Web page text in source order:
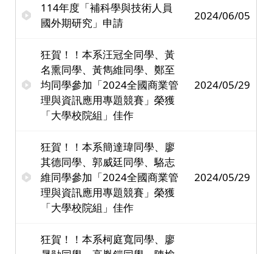
114年度「補科學與技術人員
國外期研究」申請
2024/06/05
狂賀！！本系汪冠全同學、黃
名熏同學、黃雋維同學、鄭至
均同學參加「2024全國商業管
理與資訊應用專題競賽」榮獲
「大學校院組」佳作
2024/05/29
狂賀！！本系簡達瑋同學、廖
其德同學、郭威廷同學、駱志
維同學參加「2024全國商業管
理與資訊應用專題競賽」榮獲
「大學校院組」佳作
2024/05/29
狂賀！！本系柯庭寬同學、廖